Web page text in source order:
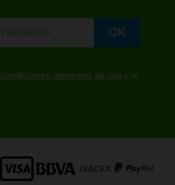
condiciones generales de uso y la